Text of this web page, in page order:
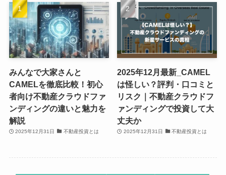
みんなで大家さんと
CAMELを徹底比較！初心
者向け不動産クラウドファ
ンディングの違いと魅力を
解説
2025年12月31日 不動産投資とは
2025年12月最新_CAMEL
は怪しい？評判・口コミと
リスク｜不動産クラウドフ
ァンディングで投資して大
丈夫か
2025年12月31日 不動産投資とは